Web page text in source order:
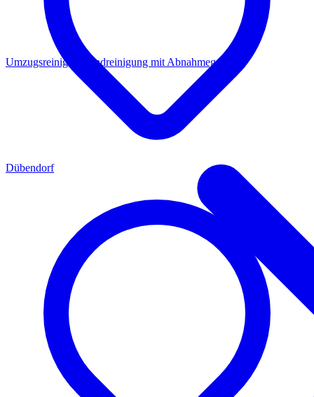
Umzugsreinigung Endreinigung mit Abnahmegarantie
Dübendorf